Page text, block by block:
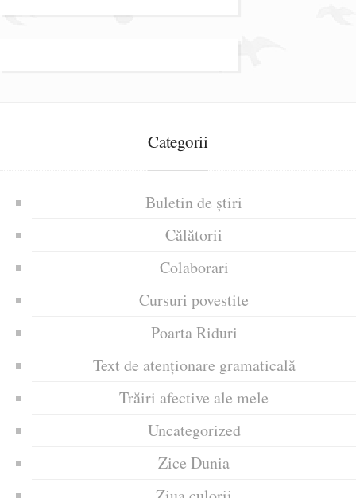
Categorii
Buletin de știri
Călătorii
Colaborari
Cursuri povestite
Poarta Riduri
Text de atenționare gramaticală
Trăiri afective ale mele
Uncategorized
Zice Dunia